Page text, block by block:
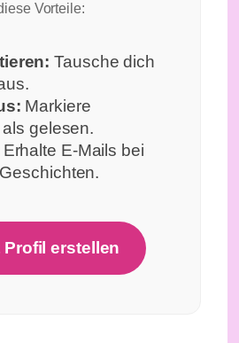
Vorteile:
Tausche dich
Markiere
gelesen.
Erhalte E-Mails bei
Profil erstellen